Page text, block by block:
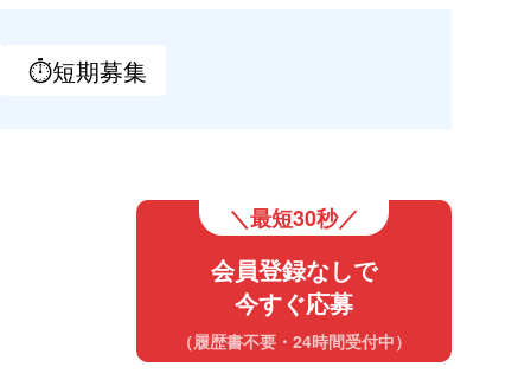
⏱短期募集
＼最短30秒／
会員登録なしで
今すぐ応募
（履歴書不要・24時間受付中）